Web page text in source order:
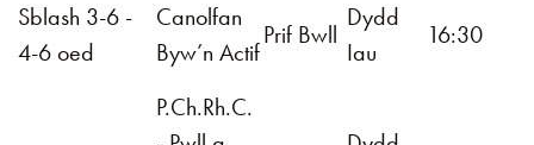
Sblash 3-6 -
4-6 oed
Canolfan
Byw’n Actif
Prif Bwll
Dydd
Iau
16:30
P.Ch.Rh.C.